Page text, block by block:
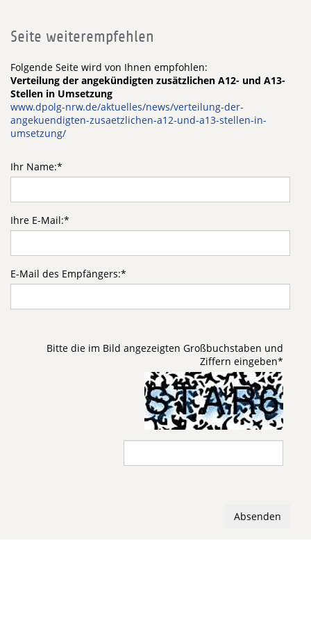
Seite weiterempfehlen
Folgende Seite wird von Ihnen empfohlen:
Verteilung der angekündigten zusätzlichen A12- und A13-
Stellen in Umsetzung
www.dpolg-nrw.de/aktuelles/news/verteilung-der-
angekuendigten-zusaetzlichen-a12-und-a13-stellen-in-
umsetzung/
Ihr Name:*
Ihre E-Mail:*
E-Mail des Empfängers:*
Bitte die im Bild angezeigten Großbuchstaben und
Ziffern eingeben*
Absenden